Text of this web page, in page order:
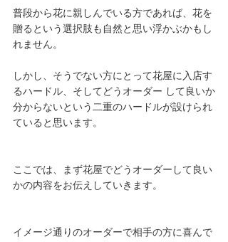
普段から花に親しんでいる方であれば、花を
贈るという選択肢も自然と思い浮かぶかもし
れません。
しかし、そうでない方にとって花屋に入店す
るハードル、そしてどうオーダー して良いか
分からないという二重のハードルが設けられ
ていると思います。
ここでは、まず花屋でどうオーダーして良い
かの内容をお伝えしていきます。
イメージ通りのオーダーで相手の方に喜んで